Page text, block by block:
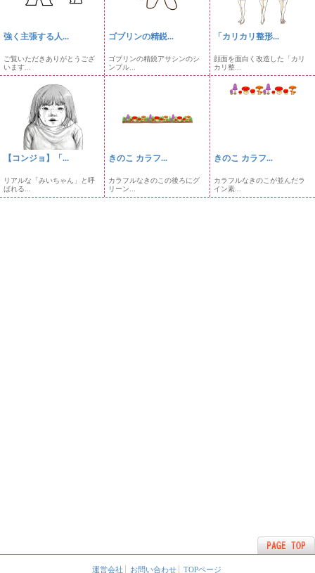
強く主張する人...
ご覧いただきありがとうござ
います...
ゴブリンの精鋭...
ゴブリンの精鋭アサシンのシ
ンプル...
「カリカリ整形...
顔面を面白く改造した「カリ
カリ整...
【コンジョ】「...
リアルな「みいちゃん」と呼
ばれる...
きのこ カラフ...
カラフルなきのこの後ろにグ
リーン...
きのこ カラフ...
カラフルなきのこが並んだラ
イン素...
運営会社 お問い合わせ TOPページ